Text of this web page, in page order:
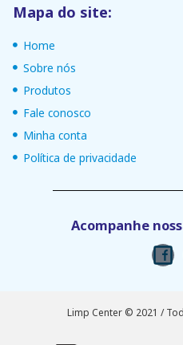
Mapa do site:
Home
Sobre nós
Produtos
Fale conosco
Minha conta
Política de privacidade
Acompanhe
Limp Center © 2021 /